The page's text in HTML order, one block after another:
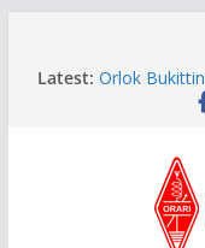
Latest: Orlok
dan
Aftiyedi
Lokal
Ketua Orari